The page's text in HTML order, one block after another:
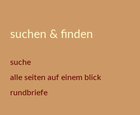
suchen & finden
suche
alle seiten auf einem blick
rundbriefe